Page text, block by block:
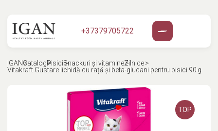
+37379705722
IGANCatalogPisiciSnaсkuri și vitamineZilnice
Vitakraft Gustare lichidă cu rață și beta-glucani pentru pisici 90 g
TOP